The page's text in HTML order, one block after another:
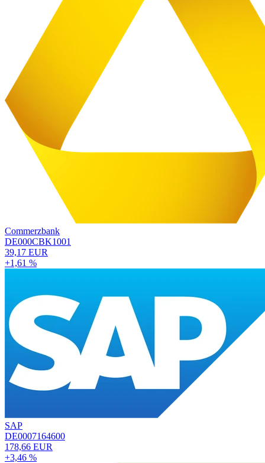
Commerzbank
DE000CBK1001
39,17 EUR
+1,61 %
SAP
DE0007164600
178,66 EUR
+3,46 %